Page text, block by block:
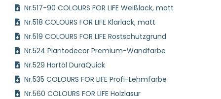
Nr.517-90 COLOURS FOR LIFE Weißlack, matt
Nr.518 COLOURS FOR LIFE Klarlack, matt
Nr.519 COLOURS FOR LIFE Rostschutzgrund
Nr.524 Plantodecor Premium-Wandfarbe
Nr.529 Hartöl DuraQuick
Nr.535 COLOURS FOR LIFE Profi-Lehmfarbe
Nr.560 COLOURS FOR LIFE Holzlasur